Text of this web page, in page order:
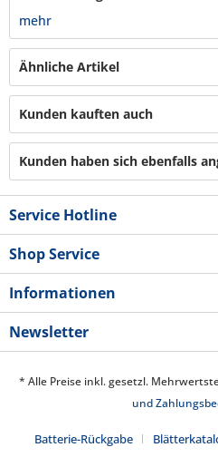
mehr
Ähnliche Artikel
Kunden kauften auch
Kunden haben sich ebenfalls
Service Hotline
Shop Service
Informationen
Newsletter
* Alle Preise inkl. gesetzl.
und
Batterie-Rückgabe